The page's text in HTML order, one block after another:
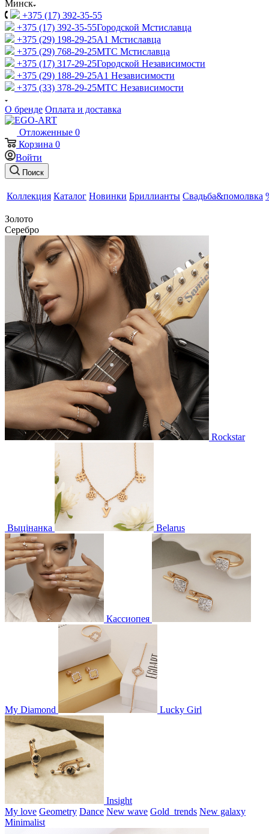
Минск
+375 (17) 392-35-55
+375 (17) 392-35-55Городской Мстиславца
+375 (29) 198-29-25A1 Мстиславца
+375 (29) 768-29-25МТС Мстиславца
+375 (17) 317-29-25Городской Независимости
+375 (29) 188-29-25A1 Независимости
+375 (33) 378-29-25МТС Независимости
О бренде Оплата и доставка
Отложенные 0
Корзина 0
Войти
Поиск
Коллекция Каталог Новинки Бриллианты Свадьба&помолвка
Золото
Серебро
Rockstar
Выцінанка Belarus
Кассиопея
My Diamond Lucky Girl
Insight
My love Geometry Dance New wave Gold_trends New galaxy
Minimalist